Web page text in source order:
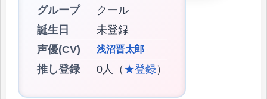
グループ
クール
誕生日
未登録
声優(CV)
浅沼晋太郎
推し登録 0人（ ★登録）